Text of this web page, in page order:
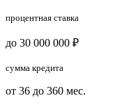
процентная ставка
до 30 000 000 ₽
сумма кредита
от 36 до 360 мес.